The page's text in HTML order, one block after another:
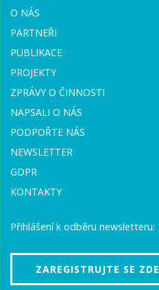
O NÁS
PARTNEŘI
PUBLIKACE
PROJEKTY
ZPRÁVY O ČINNOSTI
NAPSALI O NÁS
PODPOŘTE NÁS
NEWSLETTER
GDPR
KONTAKTY
Přihlášení k odběru newsletteru:
ZAREGISTRUJTE SE ZDE